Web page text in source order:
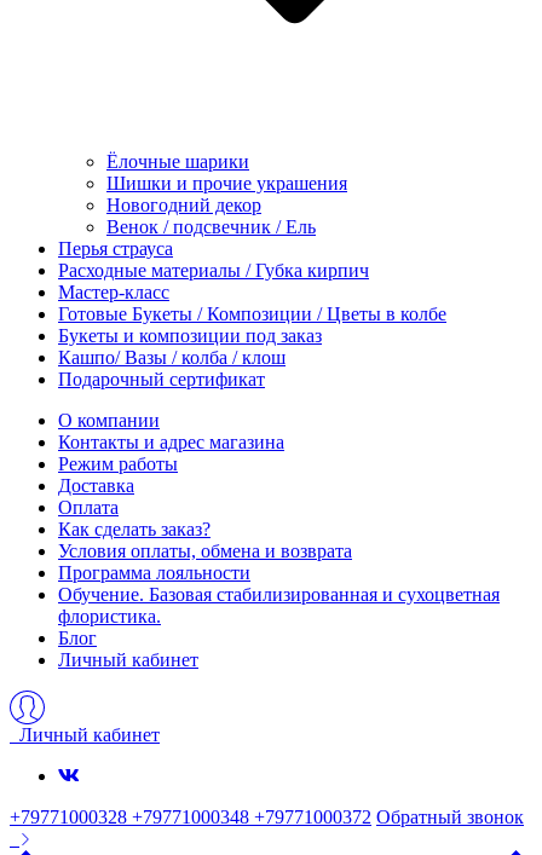
Ёлочные шарики
Шишки и прочие украшения
Новогодний декор
Венок / подсвечник / Ель
Перья страуса
Расходные материалы / Губка кирпич
Мастер-класс
Готовые Букеты / Композиции / Цветы в колбе
Букеты и композиции под заказ
Кашпо/ Вазы / колба / клош
Подарочный сертификат
О компании
Контакты и адрес магазина
Режим работы
Доставка
Оплата
Как сделать заказ?
Условия оплаты, обмена и возврата
Программа лояльности
Обучение. Базовая стабилизированная и сухоцветная
флористика.
Блог
Личный кабинет
Личный кабинет
+79771000328 +79771000348 +79771000372 Обратный звонок